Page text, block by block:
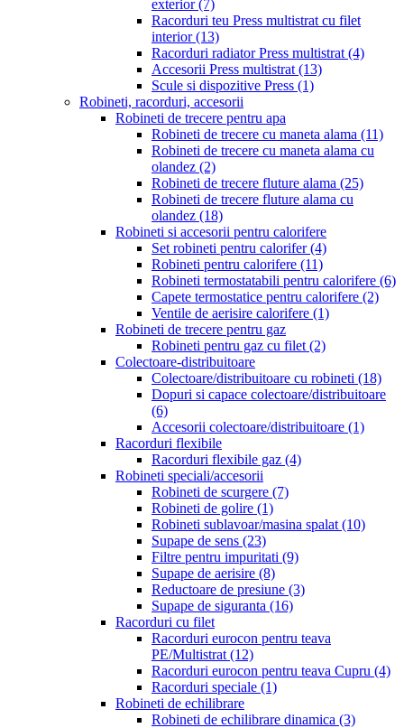
exterior(7)
Racorduri teu Press multistrat cu filet
interior(13)
Racorduri radiator Press multistrat (4)
Accesorii Press multistrat (13)
Scule si dispozitive Press (1)
Robineti, racorduri, accesorii
Robineti de trecere pentru apa
Robineti de trecere cu maneta alama (11)
Robineti de trecere cu maneta alama cu
olandez (2)
Robineti de trecere fluture alama (25)
Robineti de trecere fluture alama cu
olandez (18)
Robineti si accesorii pentru calorifere
Set robineti pentru calorifer(4)
Robineti pentru calorifere (11)
Robineti termostatabili pentru calorifere (6)
Capete termostatice pentru calorifere (2)
Ventile de aerisire calorifere (1)
Robineti de trecere pentru gaz
Robineti pentru gaz cu filet (2)
Colectoare-distribuitoare
Colectoare/distribuitoare cu robineti (18)
Dopuri si capace colectoare/distribuitoare
(6)
Accesorii colectoare/distribuitoare (1)
Racorduri flexibile
Racorduri flexibile gaz (4)
Robineti speciali/accesorii
Robineti de scurgere (7)
Robineti de golire (1)
Robineti sublavoar/masina spalat (10)
Supape de sens (23)
Filtre pentru impuritati (9)
Supape de aerisire (8)
Reductoare de presiune (3)
Supape de siguranta (16)
Racorduri cu filet
Racorduri eurocon pentru teava
PE/Multistrat (12)
Racorduri eurocon pentru teava Cupru (4)
Racorduri speciale (1)
Robineti de echilibrare
Robineti de echilibrare dinamica (3)